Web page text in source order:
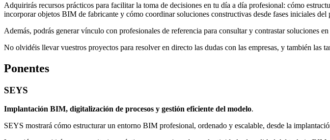
Adquirirás recursos prácticos para facilitar la toma de decisiones en tu día a día profesional: cómo
incorporar objetos BIM de fabricante y cómo coordinar soluciones constructivas desde fases iniciales del
Además, podrás generar vínculo con profesionales de referencia para consultar y contrastar soluciones
No olvidéis llevar vuestros proyectos para resolver en directo las dudas con las empresas, y también las
Ponentes
SEYS
Implantación BIM, digitalización de procesos y gestión eficiente del modelo.
SEYS mostrará cómo estructurar un entorno BIM profesional, ordenado y escalable, desde la